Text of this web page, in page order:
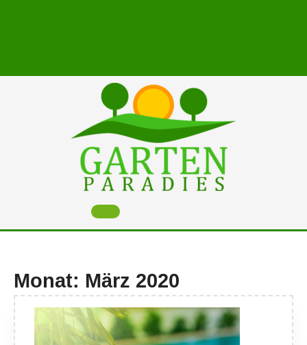
Open
Monat: März 2020